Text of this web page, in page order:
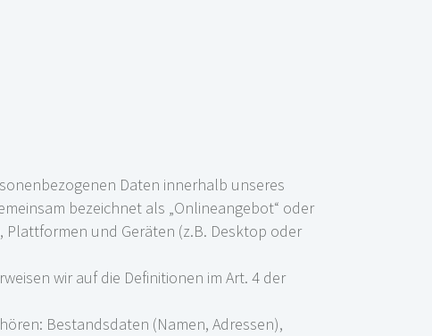
Daten innerhalb unseres
bezeichnet als „Onlineangebot“ oder
Plattformen und Geräten (z.B. Desktop oder
wir auf die Definitionen im Art. 4 der
Bestandsdaten (Namen, Adressen),